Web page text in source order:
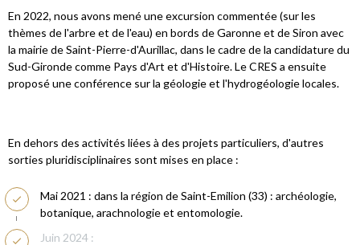
En 2022, nous avons mené une excursion commentée (sur les
thèmes de l'arbre et de l'eau) en bords de Garonne et de Siron avec
la mairie de Saint-Pierre-d'Aurillac, dans le cadre de la candidature du
Sud-Gironde comme Pays d'Art et d'Histoire. Le CRES a ensuite
proposé une conférence sur la géologie et l'hydrogéologie locales.
En dehors des activités liées à des projets particuliers, d'autres
sorties pluridisciplinaires sont mises en place :
Mai 2021 : dans la région de Saint-Emilion (33) : archéologie,
botanique, arachnologie et entomologie.
Juin 2024 :